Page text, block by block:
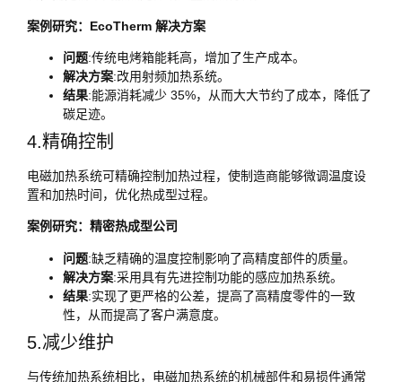
案例研究：EcoTherm 解决方案
问题:传统电烤箱能耗高，增加了生产成本。
解决方案:改用射频加热系统。
结果:能源消耗减少 35%，从而大大节约了成本，降低了
碳足迹。
4.精确控制
电磁加热系统可精确控制加热过程，使制造商能够微调温度设
置和加热时间，优化热成型过程。
案例研究：精密热成型公司
问题:缺乏精确的温度控制影响了高精度部件的质量。
解决方案:采用具有先进控制功能的感应加热系统。
结果:实现了更严格的公差，提高了高精度零件的一致
性，从而提高了客户满意度。
5.减少维护
与传统加热系统相比，电磁加热系统的机械部件和易损件通常